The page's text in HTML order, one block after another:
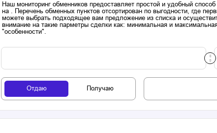
Наш мониторинг обменников предоставляет простой и удобный
на . Перечень обменных пунктов отсортирован по выгодности, где
можете выбрать подходящее вам предложение из списка и
внимание на такие парметры сделки как: минимальная и
"особенности".
Отдаю Получаю